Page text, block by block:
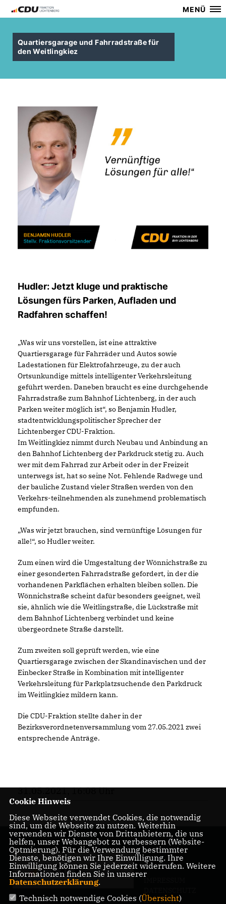
MENÜ
Quartiersgarage und Fahrradstraße für
den Weitlingkiez
Hudler: Jetzt kluge und praktische
Lösungen fürs Parken, Aufladen und
Radfahren schaffen!
Was wir uns vorstellen, ist eine attraktive
Quartiersgarage für Fahrräder und Autos sowie
Ladestationen für Elektrofahrzeuge, zu der auch
Ortsunkundige mittels intelligenter Verkehrsleitung
geführt werden. Daneben braucht es eine durchgehende
Fahrradstraße zum Bahnhof Lichtenberg, in der auch
Parken weiter möglich ist“, so Benjamin Hudler,
stadtentwicklungspolitischer Sprecher der
Lichtenberger CDU-Fraktion.
Im Weitlingkiez nimmt durch Neubau und Anbindung an
den Bahnhof Lichtenberg der Parkdruck stetig zu. Auch
wer mit dem Fahrrad zur Arbeit oder in der Freizeit
unterwegs ist, hat so seine Not. Fehlende Radwege und
der bauliche Zustand vieler Straßen werden von den
Verkehrs-teilnehmenden als zunehmend problematisch
empfunden.
Was wir jetzt brauchen, sind vernünftige Lösungen für
alle!“, so Hudler weiter.
Zum einen wird die Umgestaltung der Wönnichstraße zu
einer gesonderten Fahrradstraße gefordert, in der die
vorhandenen Parkflächen erhalten bleiben sollen. Die
Wönnichstraße scheint dafür besonders geeignet, weil
sie, ähnlich wie die Weitlingstraße, die Lückstraße mit
dem Bahnhof Lichtenberg verbindet und keine
übergeordnete Straße darstellt.
Zum zweiten soll geprüft werden, wie eine
Quartiersgarage zwischen der Skandinavischen und der
Einbecker Straße in Kombination mit intelligenter
Verkehrsleitung für Parkplatzsuchende den Parkdruck
im Weitlingkiez mildern kann.
Die CDU-Fraktion stellte daher in der
Bezirksverordnetenversammlung vom 27.05.2021 zwei
entsprechende Anträge.
31.05.2021, 16:08 Uhr
KONTAKT
Cookie Hinweis
Diese Webseite verwendet Cookies, die notwendig
sind, um die Webseite zu nutzen. Weiterhin
verwenden wir Dienste von Drittanbietern, die uns
helfen, unser Webangebot zu verbessern (Website-
Optmierung). Für die Verwendung bestimmter
Dienste, benötigen wir Ihre Einwilligung. Ihre
Einwilligung können Sie jederzeit widerrufen. Weitere
Informationen finden Sie in unserer
Datenschutzerklärung.
Technisch notwendige Cookies (Übersicht)